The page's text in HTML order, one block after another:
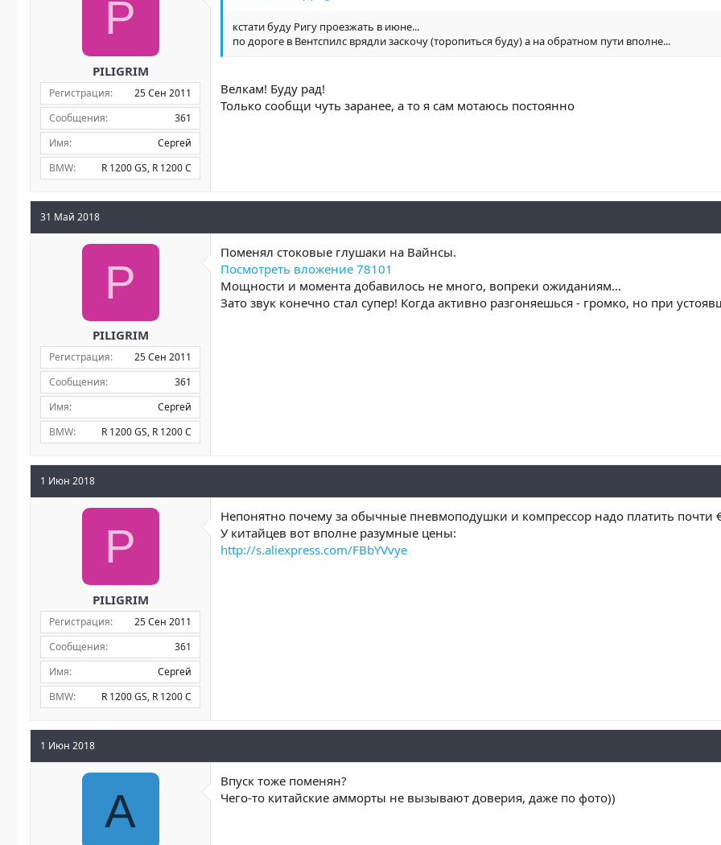
P
PILIGRIM
Регистрация
25 Сен 2011
Сообщения
361
Имя
Сергей
BMW
R 1200 GS R 1200 C
кстати буду Ригу проезжать в июне...
по дороге в Вентспилс врядли заскочу (торопиться буду) а на обратном пути вполне...
Велкам! Буду рад!
Только сообщи чуть заранее, а то я сам мотаюсь постоянно
31 Май 2018
P
PILIGRIM
Регистрация
25 Сен 2011
Сообщения
361
Имя
Сергей
BMW
R 1200 GS R 1200 C
Поменял стоковые глушаки на Вайнсы.
Посмотреть вложение 78101
Мощности и момента добавилось не много, вопреки ожиданиям...
Зато звук конечно стал супер! Когда активно разгоняешься - громко, но при
1 Июн 2018
P
PILIGRIM
Регистрация
25 Сен 2011
Сообщения
361
Имя
Сергей
BMW
R 1200 GS R 1200 C
Непонятно почему за обычные пневмоподушки и компрессор надо платить почти
У китайцев вот вполне разумные цены:
http://s.aliexpress.com/FBbYVvye
1 Июн 2018
A
Впуск тоже поменян?
Чего-то китайские амморты не вызывают доверия, даже по фото))